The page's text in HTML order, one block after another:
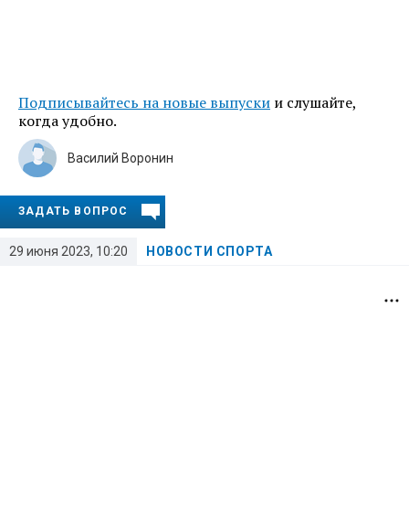
Подписывайтесь на новые выпуски и слушайте,
когда удобно.
29 июня 2023, 10:20 НОВОСТИ СПОРТА
Василий Воронин
ЗАДАТЬ ВОПРОС